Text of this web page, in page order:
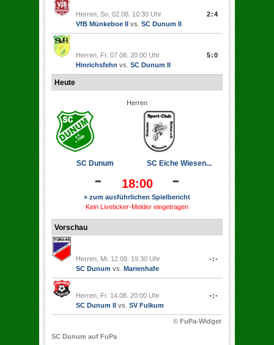
Herren, So. 02.08. 10:30 Uhr
VfB Münkeboe II vs. SC Dunum II
2:4
Herren, Fr. 07.08. 20:00 Uhr
Hinrichsfehn vs. SC Dunum II
5:0
Heute
Herren
SC Dunum SC Eiche Wiesen...
- 18:00 -
» zum ausführlichen Spielbericht
Kein Liveticker-Melder eingetragen
Vorschau
Herren, Mi. 12.08. 19:30 Uhr
SC Dunum vs. Marienhafe
-:-
Herren, Fr. 14.08. 20:00 Uhr
SC Dunum II vs. SV Fulkum
-:-
© FuPa-Widget
SC Dunum auf FuPa